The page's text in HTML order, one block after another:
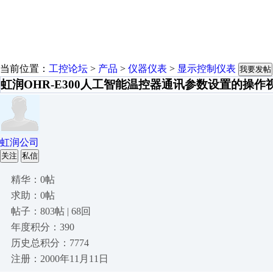
当前位置： 工控论坛 > 产品 > 仪器仪表 > 显示控制仪表 我要发帖
虹润OHR-E300人工智能温控器通讯参数设置的操作
虹润公司
关注 私信
精华：0帖
求助：0帖
帖子：803帖 | 68回
年度积分：390
历史总积分：7774
注册：2000年11月11日